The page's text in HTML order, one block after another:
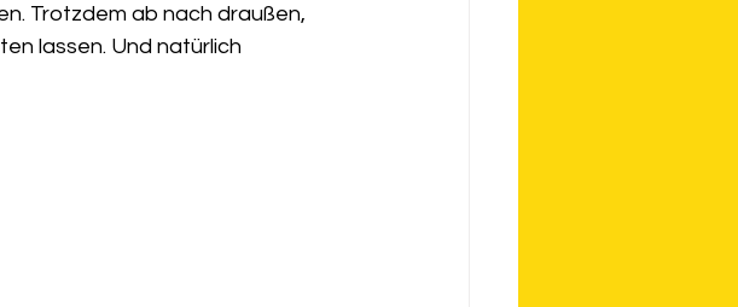
Trotzdem ab nach draußen,
lassen. Und natürlich